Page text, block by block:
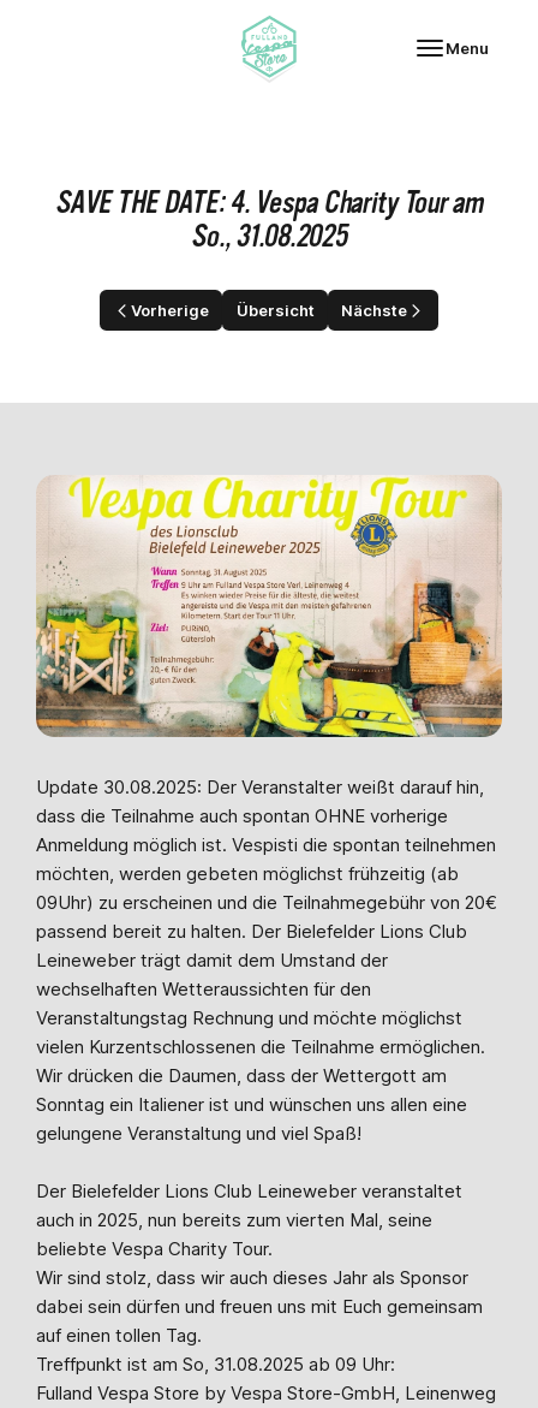
Fulland Vespa-Store
Menu
SAVE THE DATE: 4. Vespa Charity Tour am
So., 31.08.2025
Vorherige Übersicht Nächste
Update 30.08.2025: Der Veranstalter weißt darauf hin,
dass die Teilnahme auch spontan OHNE vorherige
Anmeldung möglich ist. Vespisti die spontan teilnehmen
möchten, werden gebeten möglichst frühzeitig (ab
09Uhr) zu erscheinen und die Teilnahmegebühr von 20€
passend bereit zu halten. Der Bielefelder Lions Club
Leineweber trägt damit dem Umstand der
wechselhaften Wetteraussichten für den
Veranstaltungstag Rechnung und möchte möglichst
vielen Kurzentschlossenen die Teilnahme ermöglichen.
Wir drücken die Daumen, dass der Wettergott am
Sonntag ein Italiener ist und wünschen uns allen eine
gelungene Veranstaltung und viel Spaß!
Der Bielefelder Lions Club Leineweber veranstaltet
auch in 2025, nun bereits zum vierten Mal, seine
beliebte Vespa Charity Tour.
Wir sind stolz, dass wir auch dieses Jahr als Sponsor
dabei sein dürfen und freuen uns mit Euch gemeinsam
auf einen tollen Tag.
Treffpunkt ist am So, 31.08.2025 ab 09 Uhr:
Fulland Vespa Store by Vespa Store-GmbH, Leinenweg